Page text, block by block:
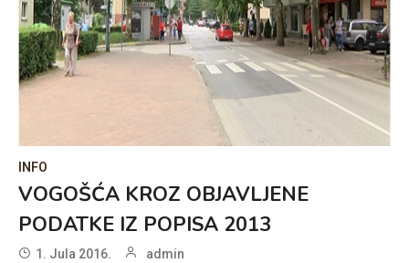
INFO
VOGOŠĆA KROZ OBJAVLJENE
PODATKE IZ POPISA 2013
1. Jula 2016. admin